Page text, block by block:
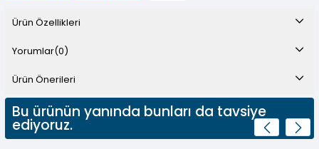
Ürün Özellikleri
Yorumlar(0)
Ürün Önerileri
Bu ürünün yanında bunları da tavsiye
ediyoruz.